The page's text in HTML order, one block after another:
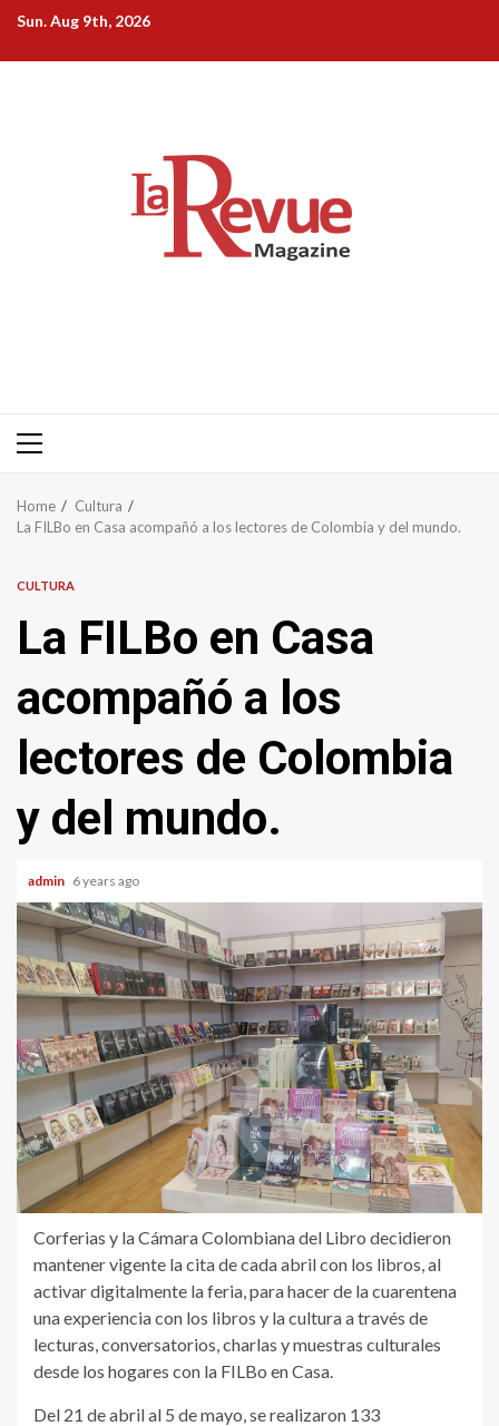
Skip
content
Sun. Aug 9th, 2026
Primary
Home
Cultura
La FILBo en Casa acompañó a los lectores de Colombia y del mundo.
CULTURA
La FILBo en Casa
acompañó a los
lectores de Colombia
y del mundo.
admin 6 years ago
Corferias y la Cámara Colombiana del Libro decidieron
mantener vigente la cita de cada abril con los libros, al
activar digitalmente la feria, para hacer de la cuarentena
una experiencia con los libros y la cultura a través de
lecturas, conversatorios, charlas y muestras culturales
desde los hogares con la FILBo en Casa.
Del 21 de abril al 5 de mayo, se realizaron 133